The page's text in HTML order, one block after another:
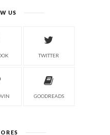
US
TWITTER
GOODREADS